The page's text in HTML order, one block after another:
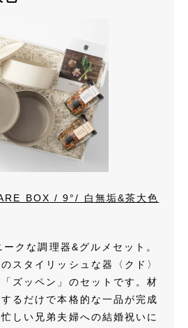
BOX / 9°/ 白無垢&茶大色
クな調理器&グルメセット。
スタイリッシュな器〈クド〉
ズッペン」のセットです。材
るだけで本格的な一品が完成
しい兄弟夫婦への結婚祝いに